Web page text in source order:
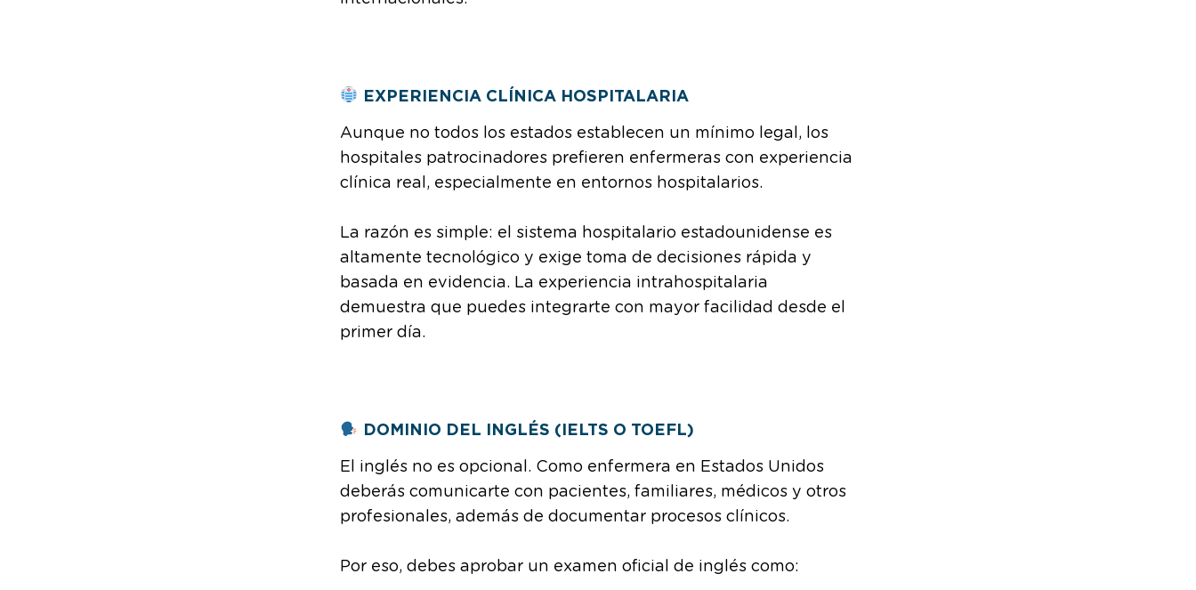
EXPERIENCIA CLÍNICA HOSPITALARIA
Aunque no todos los estados establecen un mínimo legal, los
hospitales patrocinadores prefieren enfermeras con experiencia
clínica real, especialmente en entornos hospitalarios.
La razón es simple: el sistema hospitalario estadounidense es
altamente tecnológico y exige toma de decisiones rápida y
basada en evidencia. La experiencia intrahospitalaria
demuestra que puedes integrarte con mayor facilidad desde el
primer día.
DOMINIO DEL INGLÉS (IELTS O TOEFL)
El inglés no es opcional. Como enfermera en Estados Unidos
deberás comunicarte con pacientes, familiares, médicos y otros
profesionales, además de documentar procesos clínicos.
Por eso, debes aprobar un examen oficial de inglés como: